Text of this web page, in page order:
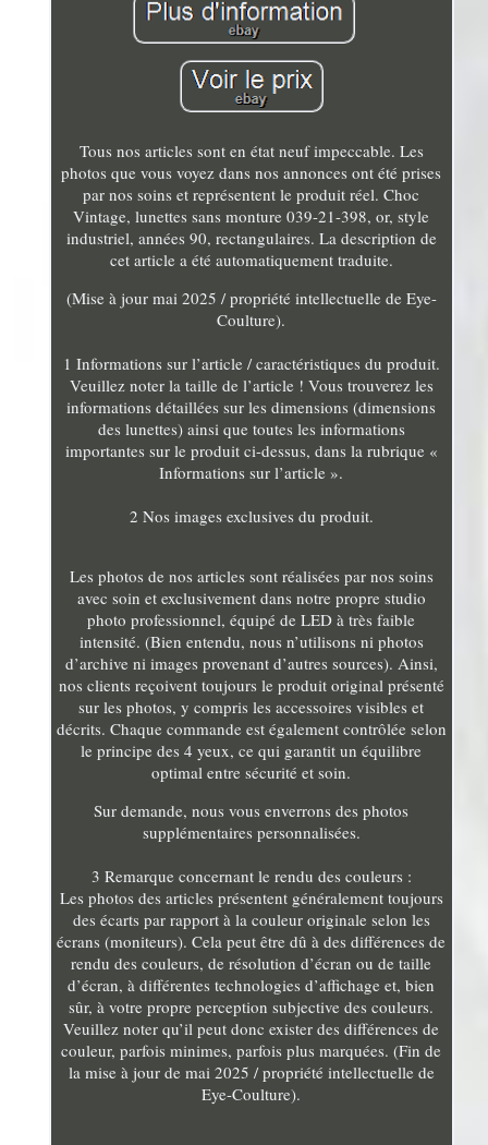
Tous nos articles sont en état neuf impeccable. Les
photos que vous voyez dans nos annonces ont été prises
par nos soins et représentent le produit réel. Choc
Vintage, lunettes sans monture 039-21-398, or, style
industriel, années 90, rectangulaires. La description de
cet article a été automatiquement traduite.
(Mise à jour mai 2025 / propriété intellectuelle de Eye-
Coulture).
1 Informations sur l’article / caractéristiques du produit.
Veuillez noter la taille de l’article ! Vous trouverez les
informations détaillées sur les dimensions (dimensions
des lunettes) ainsi que toutes les informations
importantes sur le produit ci-dessus, dans la rubrique «
Informations sur l’article ».
2 Nos images exclusives du produit.
Les photos de nos articles sont réalisées par nos soins
avec soin et exclusivement dans notre propre studio
photo professionnel, équipé de LED à très faible
intensité. (Bien entendu, nous n’utilisons ni photos
d’archive ni images provenant d’autres sources). Ainsi,
nos clients reçoivent toujours le produit original présenté
sur les photos, y compris les accessoires visibles et
décrits. Chaque commande est également contrôlée selon
le principe des 4 yeux, ce qui garantit un équilibre
optimal entre sécurité et soin.
Sur demande, nous vous enverrons des photos
supplémentaires personnalisées.
3 Remarque concernant le rendu des couleurs :
Les photos des articles présentent généralement toujours
des écarts par rapport à la couleur originale selon les
écrans (moniteurs). Cela peut être dû à des différences de
rendu des couleurs, de résolution d’écran ou de taille
d’écran, à différentes technologies d’affichage et, bien
sûr, à votre propre perception subjective des couleurs.
Veuillez noter qu’il peut donc exister des différences de
couleur, parfois minimes, parfois plus marquées. (Fin de
la mise à jour de mai 2025 / propriété intellectuelle de
Eye-Coulture).